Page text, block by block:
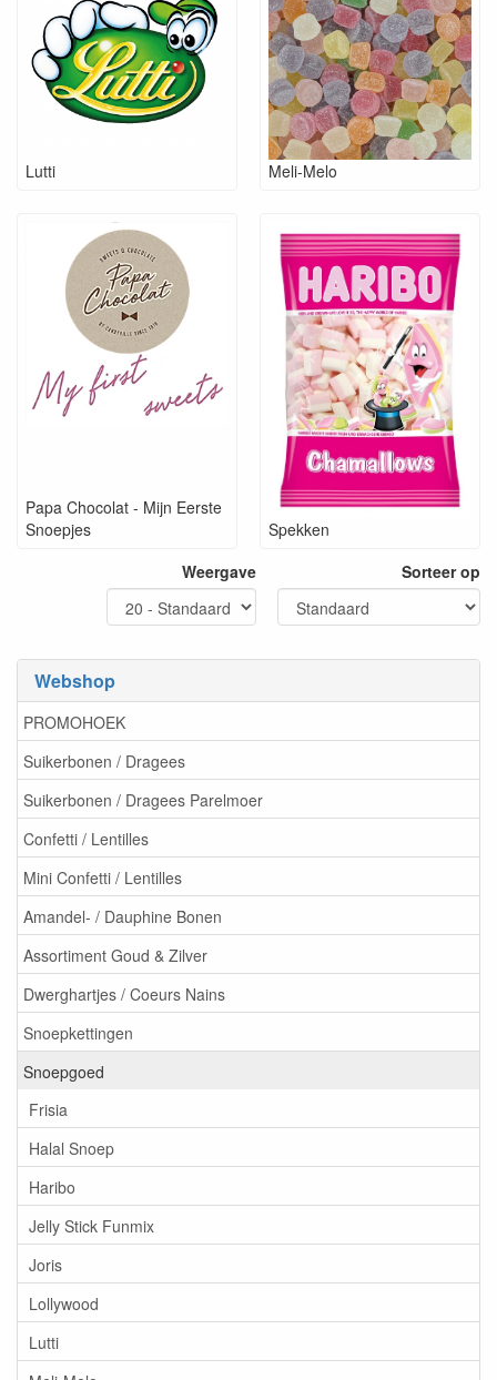
Webshop
PROMOHOEK
Suikerbonen / Dragees
Suikerbonen / Dragees Parelmoer
Confetti / Lentilles
Mini Confetti / Lentilles
Amandel- / Dauphine Bonen
Assortiment Goud & Zilver
Dwerghartjes / Coeurs Nains
Snoepkettingen
Snoepgoed
Frisia
Halal Snoep
Haribo
Jelly Stick Funmix
Joris
Lollywood
Lutti
Lutti Meli-Melo
Papa Chocolat - Mijn Eerste
Snoepjes
Spekken
Weergave
Sorteer op